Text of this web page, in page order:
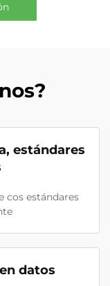
estándares
cos estándares
datos